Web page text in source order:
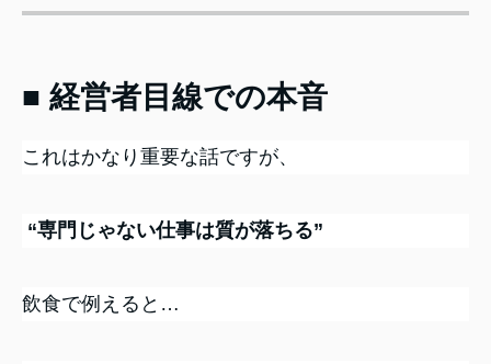
■ 経営者目線での本音
これはかなり重要な話ですが、
“専門じゃない仕事は質が落ちる”
飲食で例えると…